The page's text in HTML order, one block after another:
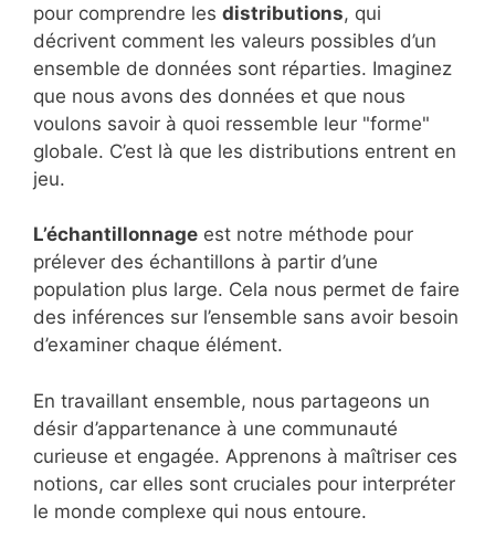
pour comprendre les distributions, qui
décrivent comment les valeurs possibles d’un
ensemble de données sont réparties. Imaginez
que nous avons des données et que nous
voulons savoir à quoi ressemble leur "forme"
globale. C’est là que les distributions entrent en
jeu.
L’échantillonnage est notre méthode pour
prélever des échantillons à partir d’une
population plus large. Cela nous permet de faire
des inférences sur l’ensemble sans avoir besoin
d’examiner chaque élément.
En travaillant ensemble, nous partageons un
désir d’appartenance à une communauté
curieuse et engagée. Apprenons à maîtriser ces
notions, car elles sont cruciales pour interpréter
le monde complexe qui nous entoure.